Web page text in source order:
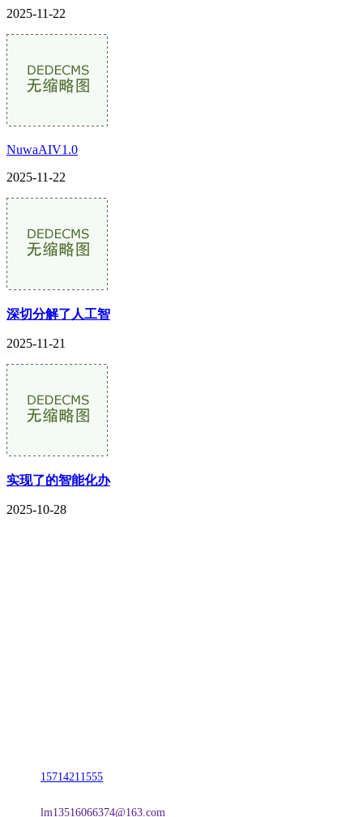
2025-11-22
NuwaAIV1.0
2025-11-22
深切分解了人工智
2025-11-21
实现了的智能化办
2025-10-28
15714211555
lm13516066374@163.com